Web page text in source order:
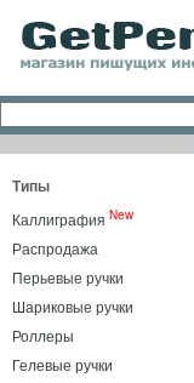
Типы
Каллиграфия New
Распродажа
Перьевые ручки
Шариковые ручки
Роллеры
Гелевые ручки